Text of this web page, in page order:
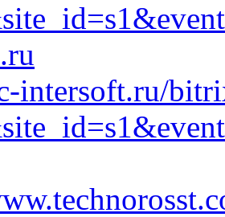
intersoft.ru/